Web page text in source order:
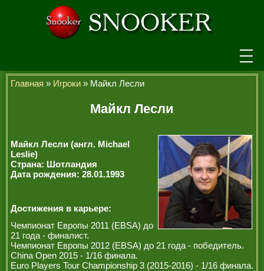
НОВОСТИ
ТУРНИРЫ
СЕНЧУРИ БРЕЙКИ
МАКСИМАЛЬНЫЕ БРЕЙКИ
ЧЕМПИОНЫ МИРА
ЛЕГЕНДЫ СНУКЕРА
РЕФЕРИ
Главная » Игроки » Майкл Лесли
Майкл Лесли
Майкл Лесли (англ. Michael
Leslie)
Страна: Шотландия
Дата рождения: 28.01.1993
Достижения в карьере:
Чемпионат Европы 2011 (EBSA) до
21 года - финалист.
Чемпионат Европы 2012 (EBSA) до 21 года - победитель.
China Open 2015 - 1/16 финала.
Euro Players Tour Championship 3 (2015-2016) - 1/16 финала.